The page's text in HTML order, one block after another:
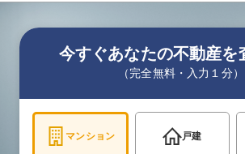
今すぐあなたの不動産を
（完全無料・入力１分）
マンション 戸建